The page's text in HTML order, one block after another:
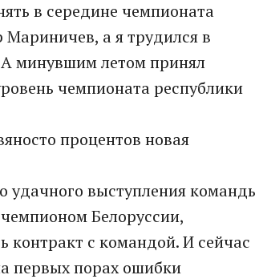
в середине чемпионата
Мариничев, а я трудился в
А минувшим летом принял
чемпионата республики
процентов новая
удачного выступления
Белоруссии,
контракт с командой. И сейчас
первых порах ошибки